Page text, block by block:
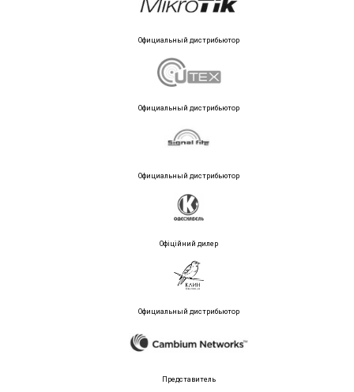
Официальный дистрибьютор
Официальный дистрибьютор
Официальный дистрибьютор
Офіційний дилер
Официальный дистрибьютор
Представитель